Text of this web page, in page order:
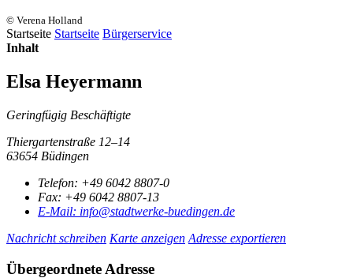
© Verena Holland
Startseite Startseite Bürgerservice
Inhalt
Elsa Heyermann
Geringfügig Beschäftigte
Thiergartenstraße 12–14
63654 Büdingen
Telefon: +49 6042 8807-0
Fax: +49 6042 8807-13
E-Mail: info@stadtwerke-buedingen.de
Nachricht schreiben Karte anzeigen Adresse exportieren
Übergeordnete Adresse